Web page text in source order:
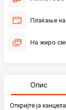
*Во 99% од
рок наведен
Плаќање
На жиро
Опис
Откријте ја